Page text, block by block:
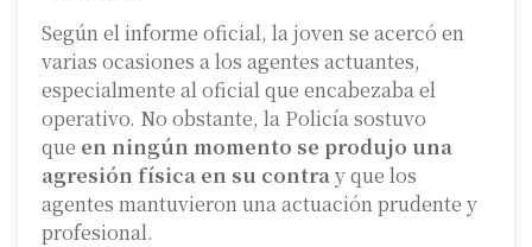
Según el informe oficial, la joven se acercó en
varias ocasiones a los agentes actuantes,
especialmente al oficial que encabezaba el
operativo. No obstante, la Policía sostuvo
que en ningún momento se produjo una
agresión física en su contra y que los
agentes mantuvieron una actuación prudente y
profesional.